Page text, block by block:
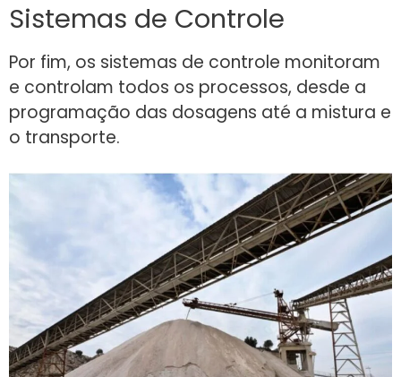
Sistemas de Controle
Por fim, os sistemas de controle monitoram
e controlam todos os processos, desde a
programação das dosagens até a mistura e
o transporte.